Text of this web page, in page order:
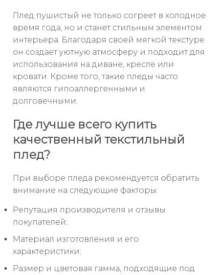
Плед пушистый не только согреет в холодное
время года, но и станет стильным элементом
интерьера. Благодаря своей мягкой текстуре
он создает уютную атмосферу и подходит для
использования на диване, кресле или
кровати. Кроме того, такие пледы часто
являются гипоаллергенными и
долговечными.
Где лучше всего купить
качественный текстильный
плед?
При выборе пледа рекомендуется обратить
внимание на следующие факторы:
Репутация производителя и отзывы
покупателей;
Материал изготовления и его
характеристики;
Размер и цветовая гамма, подходящие под